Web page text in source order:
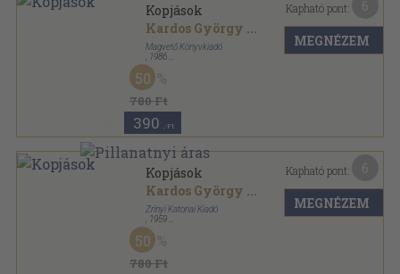
Kopjások
Kardos György ...
Magvető Könyvkiadó
1986
Vászon
780 Ft
50
390 ,-Ft
Kapható pont:
MEGNÉZEM
Kopjások
Kardos György ...
Zrínyi Katonai Kiadó
1959
Félvászon
780 Ft
50
Kapható pont:
MEGNÉZEM